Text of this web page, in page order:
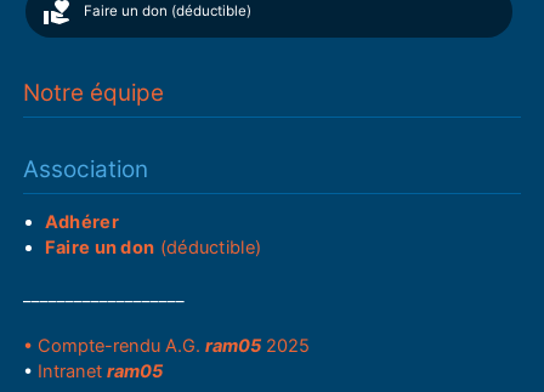
Faire un don (déductible)
Notre équipe
Association
Adhérer
Faire un don (déductible)
• Compte-rendu A.G.ram05 2025
• Intranetram05